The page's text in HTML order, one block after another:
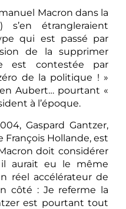
Macron dans la
s’en étrangleraient
qui est passé par
de la supprimer
est contestée par
de la politique ! »
Aubert… pourtant «
à l’époque.
Gaspard Gantzer,
François Hollande, est
doit considérer
il aurait eu le même
réel accélérateur de
côté : Je referme la
est pourtant tout